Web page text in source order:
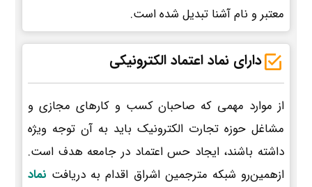
معتبر و نام آشنا تبدیل شده است.
دارای نماد اعتماد الکترونیکی
از موارد مهمی که صاحبان کسب و کارهای مجازی و
مشاغل حوزه تجارت الکترونیک باید به آن توجه ویژه
داشته باشند، ایجاد حس اعتماد در جامعه هدف است.
ازهمین‌رو شبکه مترجمین اشراق اقدام به دریافت نماد